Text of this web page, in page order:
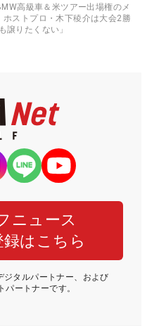
高級車＆米ツアー出場権のメ
ストプロ・木下稜介は大会2勝
譲りたくない」
ニュース
はこちら
ジタルパートナー、および
パートナーです。